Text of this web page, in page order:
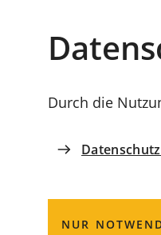
Durch die
NUR
Coburg